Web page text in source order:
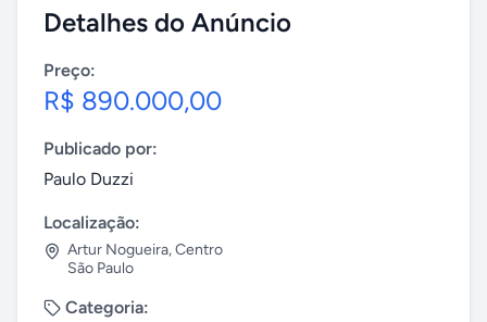
Detalhes do Anúncio
Preço:
R$ 890.000,00
Publicado por:
Paulo Duzzi
Localização:
Artur Nogueira,Centro
São Paulo
Categoria: